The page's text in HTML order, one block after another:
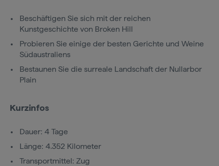
Beschäftigen Sie sich mit der reichen
Kunstgeschichte von Broken Hill
Probieren Sie einige der besten Gerichte und Weine
Südaustraliens
Bestaunen Sie die surreale Landschaft der Nullarbor
Plain
Kurzinfos
Dauer: 4 Tage
Länge: 4.352 Kilometer
Transportmittel: Zug